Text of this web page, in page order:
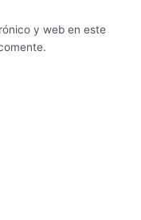
y web en este